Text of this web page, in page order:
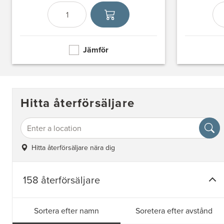
Antal
Välj enhet
Jämför
Hitta återförsäljare
Hitta återförsäljare nära dig
158 återförsäljare
Sortera efter namn Soretera efter avstånd